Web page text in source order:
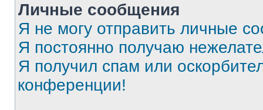
Личные сообщения
Я не могу отправить личные
Я постоянно получаю
Я получил спам или
конференции!